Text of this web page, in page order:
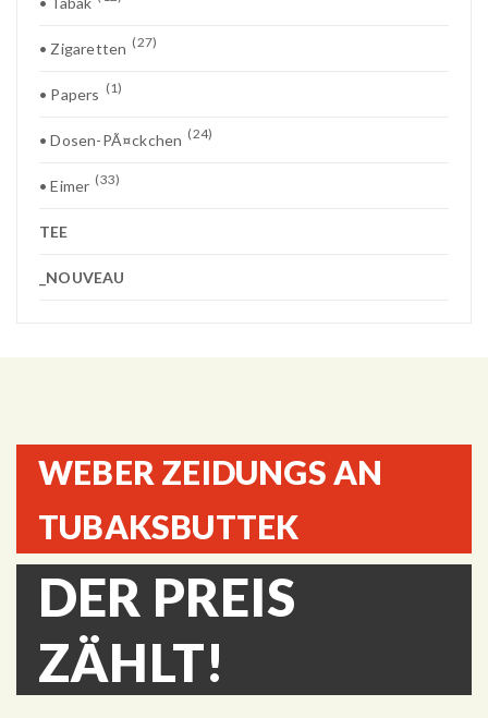
• Zigaretten (27)
• Papers (1)
• Dosen-PÃ¤ckchen (24)
• Eimer (33)
TEE
_NOUVEAU
WEBER ZEIDUNGS AN
TUBAKSBUTTEK
DER PREIS
ZÄHLT!